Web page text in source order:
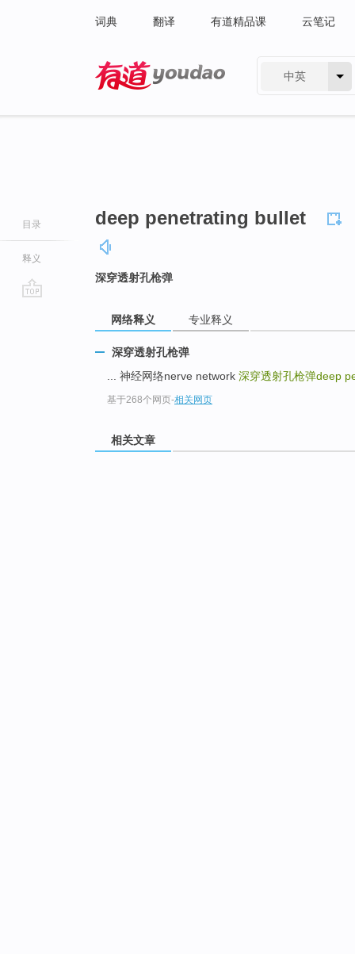
词典 翻译 有道精品课 云笔记
中英
目录
释义
deep penetrating bullet
深穿透射孔枪弹
网络释义 专业释义
深穿透射孔枪弹
... 神经网络nerve network 深穿透射孔枪弹deep
基于268个网页-相关网页
相关文章